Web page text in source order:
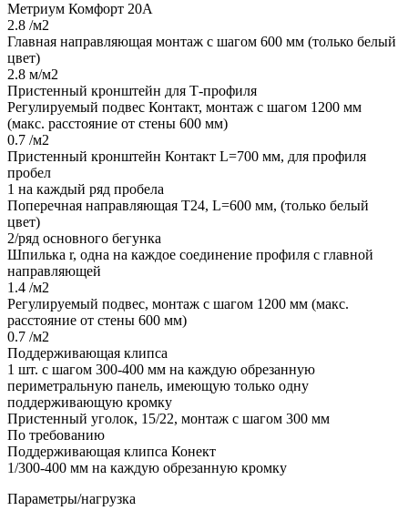
Метриум Комфорт 20А
2.8 /м2
Главная направляющая монтаж с шагом 600 мм (только белый
цвет)
2.8 м/м2
Пристенный кронштейн для Т-профиля
Регулируемый подвес Контакт, монтаж с шагом 1200 мм
(макс. расстояние от стены 600 мм)
0.7 /м2
Пристенный кронштейн Контакт L=700 мм, для профиля
пробел
1 на каждый ряд пробела
Поперечная направляющая Т24, L=600 мм, (только белый
цвет)
2/ряд основного бегунка
Шпилька r, одна на каждое соединение профиля с главной
направляющей
1.4 /м2
Регулируемый подвес, монтаж с шагом 1200 мм (макс.
расстояние от стены 600 мм)
0.7 /м2
Поддерживающая клипса
1 шт. с шагом 300-400 мм на каждую обрезанную
периметральную панель, имеющую только одну
поддерживающую кромку
Пристенный уголок, 15/22, монтаж с шагом 300 мм
По требованию
Поддерживающая клипса Конект
1/300-400 мм на каждую обрезанную кромку
Параметры/нагрузка